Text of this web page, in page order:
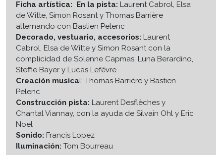
Ficha artística: En la pista: Laurent Cabrol, Elsa
de Witte, Simon Rosant y Thomas Barrière
alternando con Bastien Pelenc
Decorado, vestuario, accesorios: Laurent
Cabrol, Elsa de Witte y Simon Rosant con la
complicidad de Solenne Capmas, Luna Berardino,
Steffie Bayer y Lucas Lefêvre
Creación musical: Thomas Barrière y Bastien
Pelenc
Construcción pista: Laurent Desflèches y
Chantal Viannay, con la ayuda de Silvain Ohl y Eric
Noel
Sonido: Francis Lopez
Iluminación: Tom Bourreau